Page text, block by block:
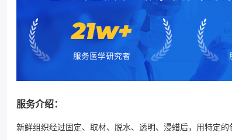
服务介绍：
新鲜组织经过固定、取材、脱水、透明、浸蜡后，用特定